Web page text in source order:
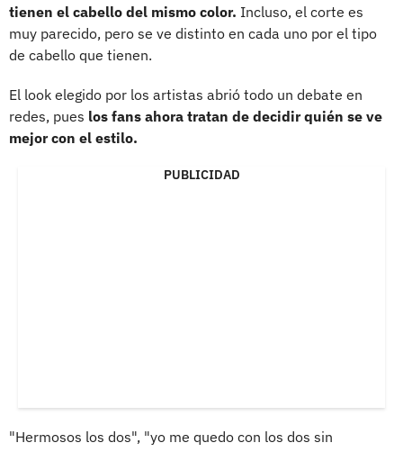
tienen el cabello del mismo color. Incluso, el corte es
muy parecido, pero se ve distinto en cada uno por el tipo
de cabello que tienen.
El look elegido por los artistas abrió todo un debate en
redes, pues los fans ahora tratan de decidir quién se ve
mejor con el estilo.
PUBLICIDAD
"Hermosos los dos", "yo me quedo con los dos sin